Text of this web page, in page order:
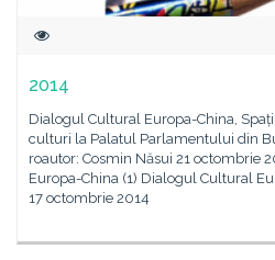
2014
Dialogul Cultural Europa-China,
culturi la Palatul Parlamentului din
roautor: Cosmin Năsui 21 octombrie
Europa-China (1) Dialogul Cultural
17 octombrie 2014